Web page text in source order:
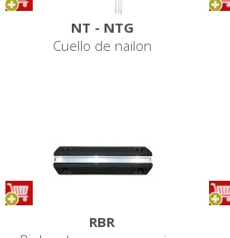
NT - NTG
Cuello de nailon
RBR